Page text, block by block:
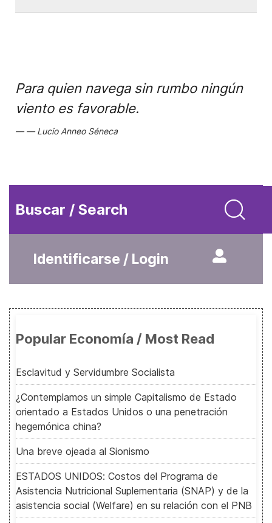
Para quien navega sin rumbo ningún
viento es favorable.
Lucio Anneo Séneca
Buscar / Search
Identificarse / Login
Popular Economía / Most Read
Esclavitud y Servidumbre Socialista
¿Contemplamos un simple Capitalismo de Estado
orientado a Estados Unidos o una penetración
hegemónica china?
Una breve ojeada al Sionismo
ESTADOS UNIDOS: Costos del Programa de
Asistencia Nutricional Suplementaria (SNAP) y de la
asistencia social (Welfare) en su relación con el PNB